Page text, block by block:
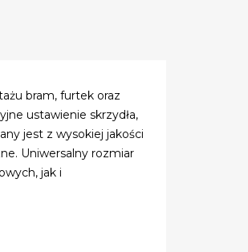
bram, furtek oraz
ustawienie skrzydła,
jest z wysokiej jakości
Uniwersalny rozmiar
jak i